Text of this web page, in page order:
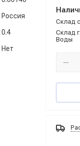
Россия
0.4
Нет
Склад
Склад
Воды